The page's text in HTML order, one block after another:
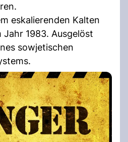
eskalierenden Kalten
Jahr 1983. Ausgelöst
sowjetischen